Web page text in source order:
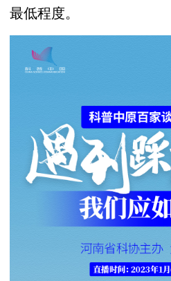
最低程度。